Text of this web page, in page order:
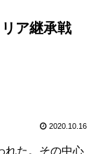
ア継承戦
2020.10.16
れた。その中心